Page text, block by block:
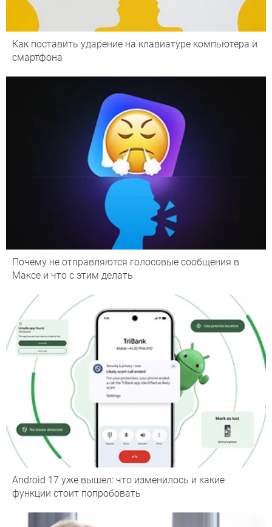
Как поставить ударение на клавиатуре компьютера и
смартфона
Почему не отправляются голосовые сообщения в
Максе и что с этим делать
Android 17 уже вышел: что изменилось и какие
функции стоит попробовать